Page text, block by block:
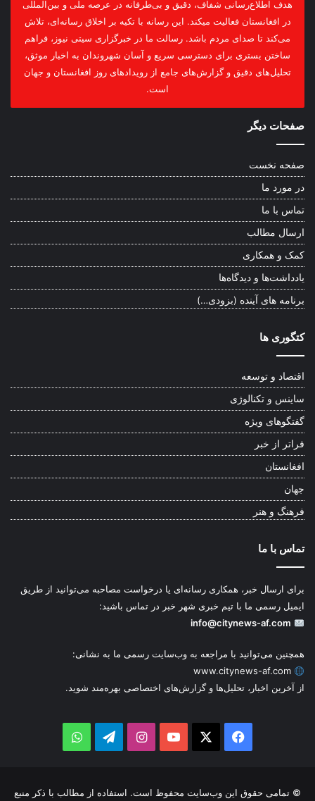
هدف اطلاع‌رسانی شفاف، دقیق و بی‌طرفانه در عرصه ملی و بین‌المللی
در افغانستان فعالیت میکند. این رسانه با تکیه بر اخلاق رسانه‌ای، تلاش
می‌کند تا صدای مردم باشد. رسالت ما در خبرگزاری سیتی نیوز، فراهم
ساختن بستری برای دسترسی سریع و آسان شهروندان به اخبار موثق،
تحلیل‌های دقیق و گزارش‌های جامع از رویدادهای روز افغانستان و جهان
است.
صفحات دیگر
صفحه نخست
در مورد ما
تماس با ما
ارسال مطالب
کمک و همکاری
یادداشت‌ها و دیدگاه‌ها
برنامه های آینده (بزودی…)
کتگوری ها
اقتصاد و توسعه
ساینس و تکنالوژی
گفتگوهای ویژه
فراتر از خبر
افغانستان
جهان
فرهنگ و هنر
تماس با ما
برای ارسال خبر، همکاری رسانه‌ای یا درخواست مصاحبه می‌توانید از طریق
ایمیل رسمی ما با تیم خبری شهر خبر در تماس باشید:
info@citynews-af.com
همچنین می‌توانید با مراجعه به وب‌سایت رسمی ما به نشانی:
www.citynews-af.com
از آخرین اخبار، تحلیل‌ها و گزارش‌های اختصاصی بهره‌مند شوید.
Facebook
YouTube
Instagram
Telegram
WhatsApp
© تمامی حقوق این وب‌سایت محفوظ است. استفاده از مطالب با ذکر منبع